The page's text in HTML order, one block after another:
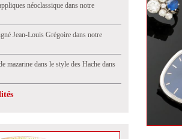
néoclassique dans notre
Jean-Louis Grégoire dans notre
mazarine dans le style des Hache dans